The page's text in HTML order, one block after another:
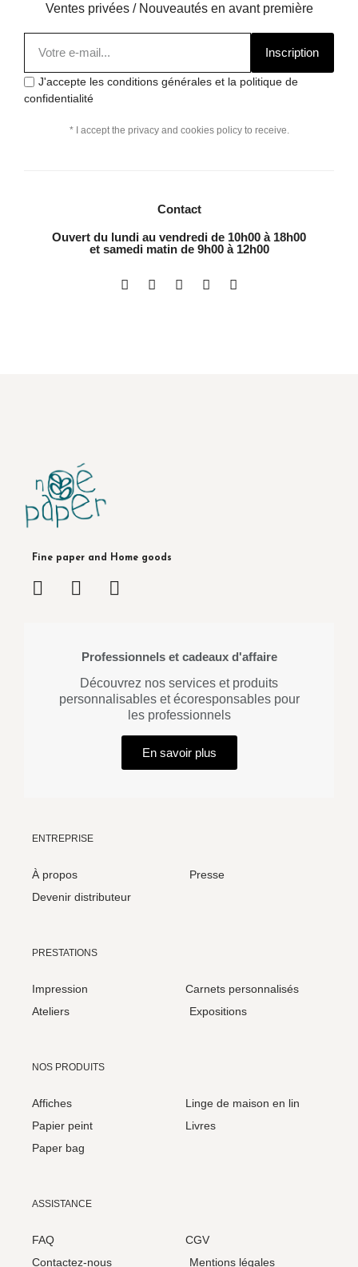
Ventes privées / Nouveautés en avant première
Inscription
J'accepte les conditions générales et la politique de
confidentialité
* I accept the privacy and cookies policy to receive.
Contact
Ouvert du lundi au vendredi de 10h00 à 18h00
et samedi matin de 9h00 à 12h00
Fine paper and Home goods
Professionnels et cadeaux d'affaire
Découvrez nos services et produits
personnalisables et écoresponsables pour
les professionnels
En savoir plus
ENTREPRISE
À propos
Devenir distributeur
Presse
PRESTATIONS
Impression
Ateliers
Carnets personnalisés
Expositions
NOS PRODUITS
Affiches
Papier peint
Paper bag
Linge de maison en lin
Livres
ASSISTANCE
FAQ
Contactez-nous
CGV
Mentions légales